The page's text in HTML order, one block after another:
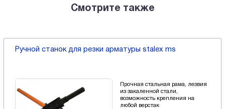
Смотрите также
Ручной станок для резки арматуры stalex ms
Прочная стальная рама, лезвия
из закаленной стали,
возможность крепления на
любой верстак